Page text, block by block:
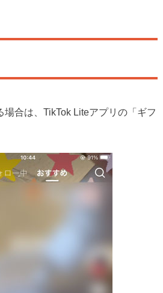
場合は、TikTok Liteアプリの「ギフ